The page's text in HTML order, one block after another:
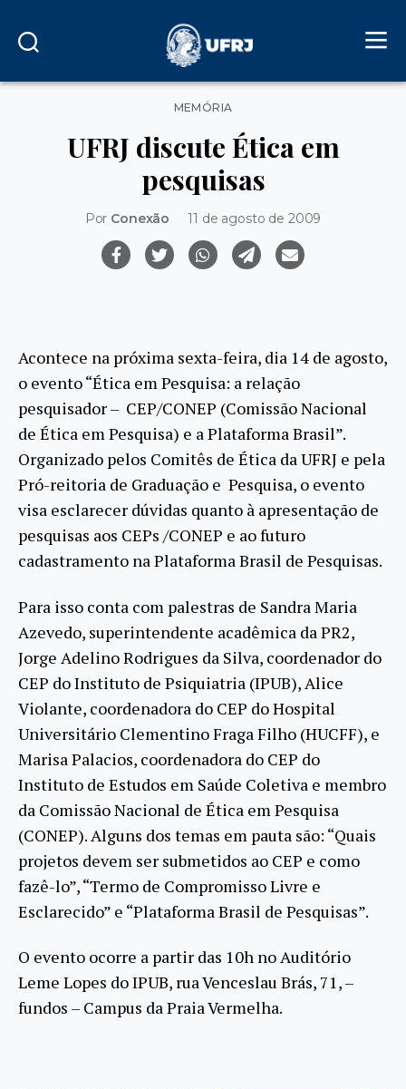
Categorias
MEMÓRIA
UFRJ discute Ética em
pesquisas
Por Conexão 11 de agosto de 2009
Acontece na próxima sexta-feira, dia 14 de agosto,
o evento “Ética em Pesquisa: a relação
pesquisador – CEP/CONEP (Comissão Nacional
de Ética em Pesquisa) e a Plataforma Brasil”.
Organizado pelos Comitês de Ética da UFRJ e pela
Pró-reitoria de Graduação e Pesquisa, o evento
visa esclarecer dúvidas quanto à apresentação de
pesquisas aos CEPs /CONEP e ao futuro
cadastramento na Plataforma Brasil de Pesquisas.
Para isso conta com palestras de Sandra Maria
Azevedo, superintendente acadêmica da PR2,
Jorge Adelino Rodrigues da Silva, coordenador do
CEP do Instituto de Psiquiatria (IPUB), Alice
Violante, coordenadora do CEP do Hospital
Universitário Clementino Fraga Filho (HUCFF), e
Marisa Palacios, coordenadora do CEP do
Instituto de Estudos em Saúde Coletiva e membro
da Comissão Nacional de Ética em Pesquisa
(CONEP). Alguns dos temas em pauta são: “Quais
projetos devem ser submetidos ao CEP e como
fazê-lo”, “Termo de Compromisso Livre e
Esclarecido” e “Plataforma Brasil de Pesquisas”.
O evento ocorre a partir das 10h no Auditório
Leme Lopes do IPUB, rua Venceslau Brás, 71, –
fundos – Campus da Praia Vermelha.